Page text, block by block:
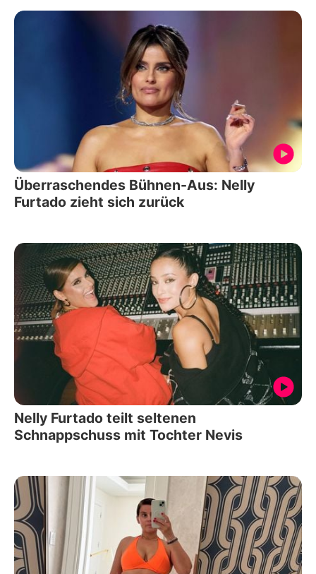
Überraschendes Bühnen-Aus: Nelly
Furtado zieht sich zurück
Nelly Furtado teilt seltenen
Schnappschuss mit Tochter Nevis